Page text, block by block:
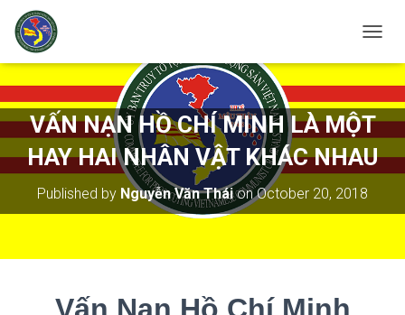
O
L
N
A
G
VẤN NẠN HỒ CHÍ MINH LÀ MỘT
HAY HAI NHÂN VẬT KHÁC NHAU
Published by Nguyễn Văn TháionOctober 20, 2018